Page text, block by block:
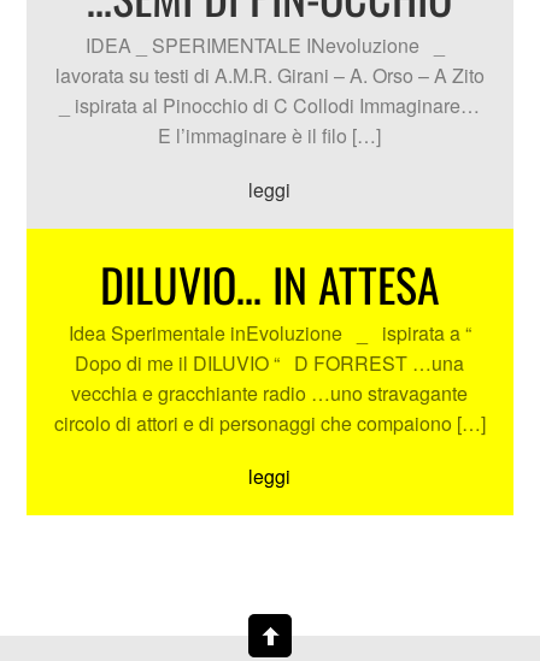
IDEA _ SPERIMENTALE INevoluzione _
lavorata su testi di A.M.R. Girani – A. Orso – A Zito
_ ispirata al Pinocchio di C Collodi Immaginare…
E l’immaginare è il filo […]
leggi
DILUVIO… IN ATTESA
Idea Sperimentale inEvoluzione _ ispirata a “
Dopo di me il DILUVIO “ D FORREST …una
vecchia e gracchiante radio …uno stravagante
circolo di attori e di personaggi che compaiono […]
leggi